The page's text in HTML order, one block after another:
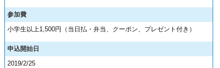
参加費
小学生以上1,500円（当日払・弁当、クーポン、プレゼント付き）
申込開始日
2019/2/25